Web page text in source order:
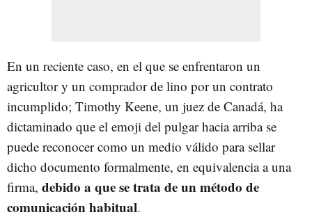
En un reciente caso, en el que se enfrentaron un
agricultor y un comprador de lino por un contrato
incumplido; Timothy Keene, un juez de Canadá, ha
dictaminado que el emoji del pulgar hacia arriba se
puede reconocer como un medio válido para sellar
dicho documento formalmente, en equivalencia a una
firma, debido a que se trata de un método de
comunicación habitual.